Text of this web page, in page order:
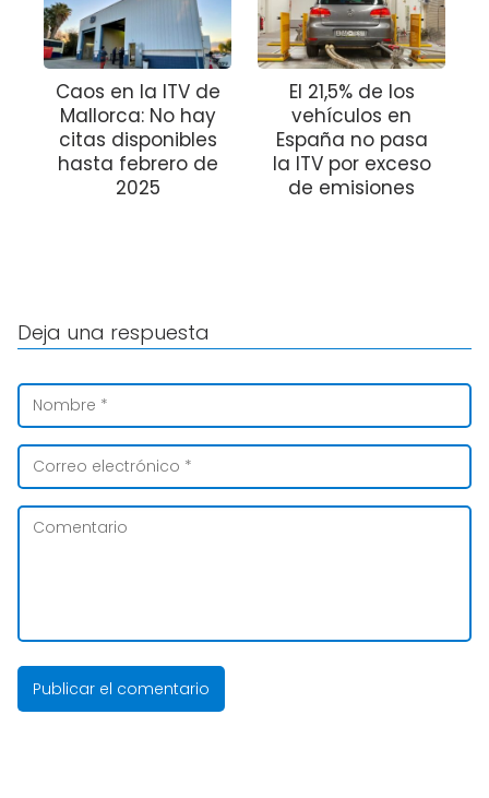
Caos en la ITV de
Mallorca: No hay
citas disponibles
hasta febrero de
2025
El 21,5% de los
vehículos en
España no pasa
la ITV por exceso
de emisiones
Deja una respuesta